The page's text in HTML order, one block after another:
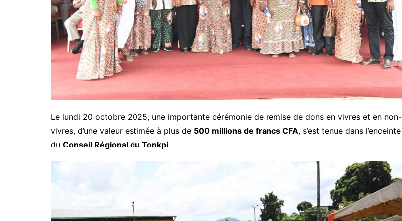
Le lundi 20 octobre 2025, une importante cérémonie de remise de dons en vivres et en non-
vivres, d’une valeur estimée à plus de 500 millions de francs CFA, s’est tenue dans l’enceinte
du Conseil Régional du Tonkpi.